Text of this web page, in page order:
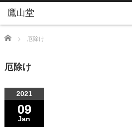
Home 厄除け
厄除け
2021
09
Jan